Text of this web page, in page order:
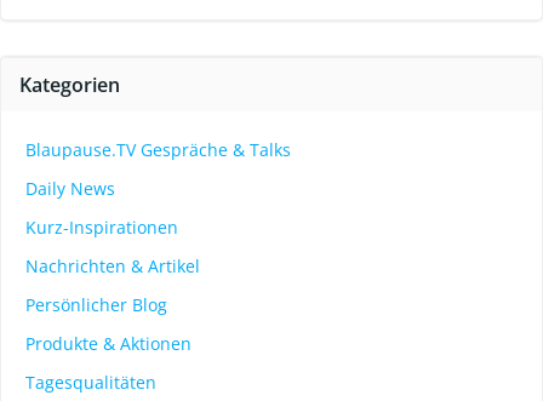
Kategorien
Blaupause.TV Gespräche & Talks
Daily News
Kurz-Inspirationen
Nachrichten & Artikel
Persönlicher Blog
Produkte & Aktionen
Tagesqualitäten